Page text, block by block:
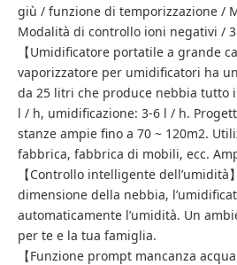
giù / funzione di temporizzazione /
Modalità di controllo ioni negativi /
【Umidificatore portatile a grande
vaporizzatore per umidificatori ha
da 25 litri che produce nebbia tutto
l / h, umidificazione: 3-6 l / h.
stanze ampie fino a 70 ~ 120m2.
fabbrica, fabbrica di mobili, ecc.
【Controllo intelligente dell’umidità
dimensione della nebbia,
automaticamente l’umidità. Un
per te e la tua famiglia.
【Funzione prompt mancanza